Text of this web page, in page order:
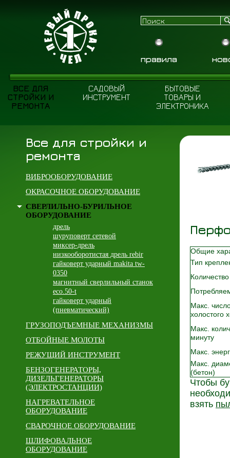
правила
ВСЕ ДЛЯ
СТРОЙКИ И
РЕМОНТА
САДОВЫЙ
ИНСТРУМЕНТ
БЫТОВЫЕ
ТОВАРЫ И
ЭЛЕКТРОНИКА
Все для стройки и
ремонта
ВИБРООБОРУДОВАНИЕ
ОКРАСОЧНОЕ ОБОРУДОВАНИЕ
СВЕРЛИЛЬНО-БУРИЛЬНОЕ
ОБОРУДОВАНИЕ
дрель
шуруповерт сетевой
миксер-дрель
низкооборотистая дрель rebir
гайковерт ударный makita tw-
0350
магнитный сверлильный станок
eco.50-t
гайковерт ударный
(пневматический)
ГРУЗОПОДЪЕМНЫЕ МЕХАНИЗМЫ
ОТБОЙНЫЕ МОЛОТЫ
РЕЖУЩИЙ ИНСТРУМЕНТ
БЕНЗОГЕНЕРАТОРЫ,
ДИЗЕЛЬГЕНЕРАТОРЫ
(ЭЛЕКТРОСТАНЦИИ)
НАГРЕВАТЕЛЬНОЕ
ОБОРУДОВАНИЕ
СВАРОЧНОЕ ОБОРУДОВАНИЕ
ШЛИФОВАЛЬНОЕ
ОБОРУДОВАНИЕ
Общие
Тип
Макс.
холостого
Макс.
минуту
Макс.
Макс.
(бетон)
Чтобы
взять